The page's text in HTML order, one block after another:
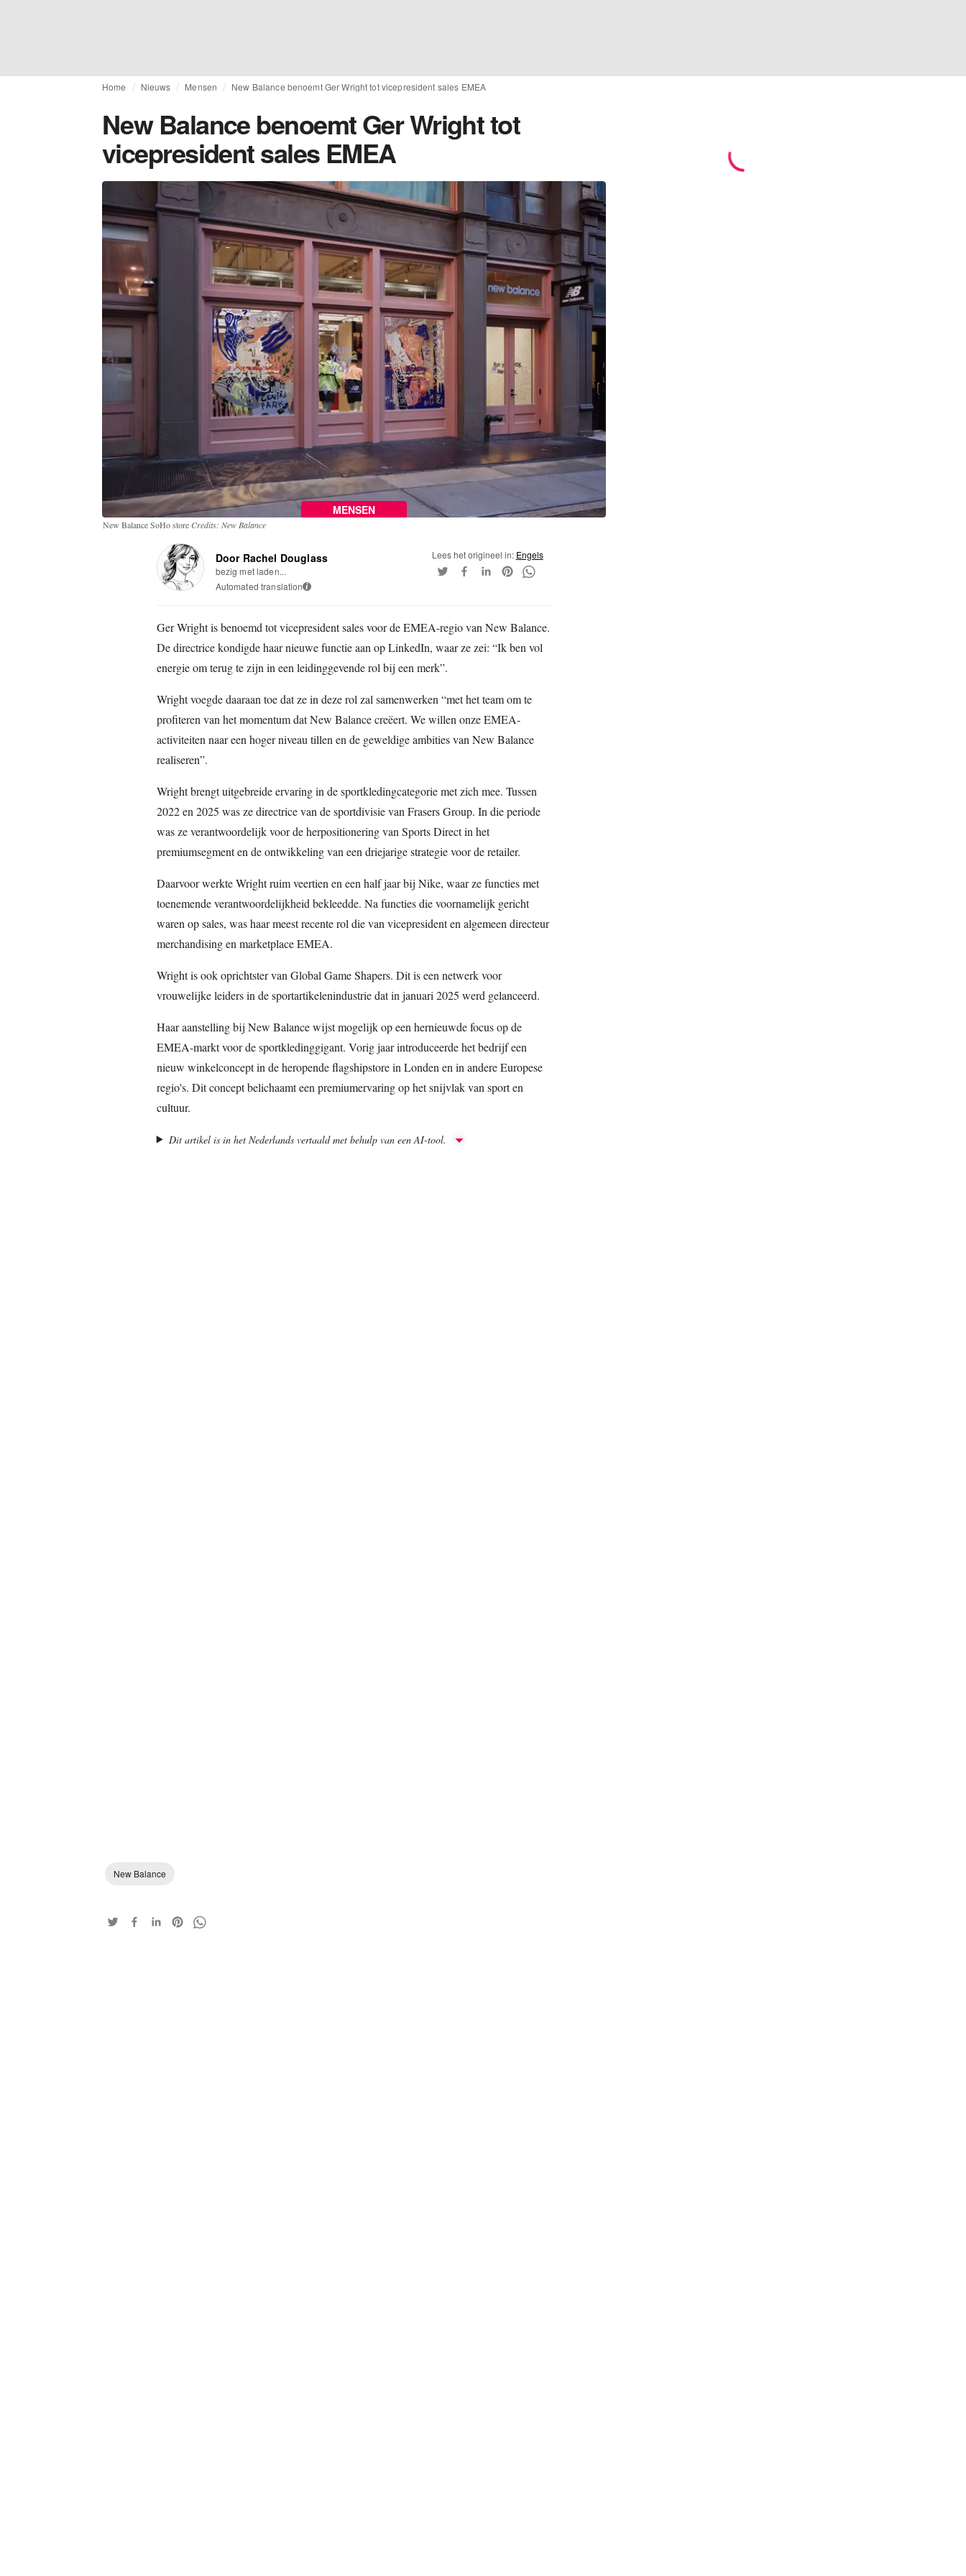
Home Nieuws Mensen New Balance benoemt Ger Wright tot vicepresident sales EMEA
New Balance benoemt Ger Wright tot
vicepresident sales EMEA
MENSEN
New Balance SoHo store Credits: New Balance
Door Rachel Douglass
bezig met laden...
Automated translation i
Lees het origineel in: Engels
Ger Wright is benoemd tot vicepresident sales voor de EMEA-regio van New Balance.
De directrice kondigde haar nieuwe functie aan op LinkedIn, waar ze zei: “Ik ben vol
energie om terug te zijn in een leidinggevende rol bij een merk”.
Wright voegde daaraan toe dat ze in deze rol zal samenwerken “met het team om te
profiteren van het momentum dat New Balance creëert. We willen onze EMEA-
activiteiten naar een hoger niveau tillen en de geweldige ambities van New Balance
realiseren”.
Wright brengt uitgebreide ervaring in de sportkledingcategorie met zich mee. Tussen
2022 en 2025 was ze directrice van de sportdivisie van Frasers Group. In die periode
was ze verantwoordelijk voor de herpositionering van Sports Direct in het
premiumsegment en de ontwikkeling van een driejarige strategie voor de retailer.
Daarvoor werkte Wright ruim veertien en een half jaar bij Nike, waar ze functies met
toenemende verantwoordelijkheid bekleedde. Na functies die voornamelijk gericht
waren op sales, was haar meest recente rol die van vicepresident en algemeen directeur
merchandising en marketplace EMEA.
Wright is ook oprichtster van Global Game Shapers. Dit is een netwerk voor
vrouwelijke leiders in de sportartikelenindustrie dat in januari 2025 werd gelanceerd.
Haar aanstelling bij New Balance wijst mogelijk op een hernieuwde focus op de
EMEA-markt voor de sportkledinggigant. Vorig jaar introduceerde het bedrijf een
nieuw winkelconcept in de heropende flagshipstore in Londen en in andere Europese
regio's. Dit concept belichaamt een premiumervaring op het snijvlak van sport en
cultuur.
Dit artikel is in het Nederlands vertaald met behulp van een AI-tool.
New Balance